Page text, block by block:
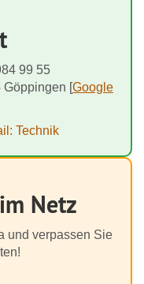
99 55
Göppingen [Google
Technik
Netz
und verpassen Sie